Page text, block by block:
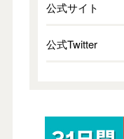
公式サイト
公式Twitter